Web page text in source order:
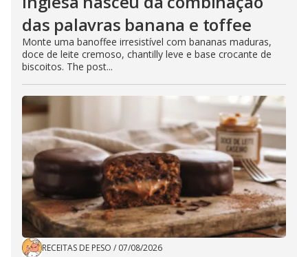
das palavras banana e toffee
Monte uma banoffee irresistível com bananas maduras,
doce de leite cremoso, chantilly leve e base crocante de
biscoitos. The post...
RECEITAS DE PESO / 07/08/2026